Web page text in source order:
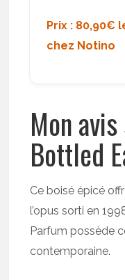
Prix : 80,90€
chez Notino
Mon
Bottled
Ce boisé épicé
l’opus sorti en
Parfum possède
contemporaine.